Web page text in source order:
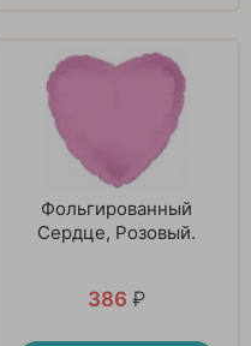
Фольгированный
Сердце, Розовый.
386 ₽